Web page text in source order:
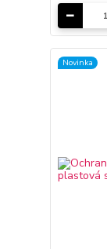
Novinka